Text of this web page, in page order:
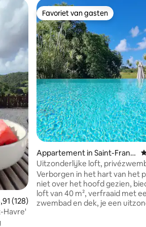
beoordeling van 4,91 uit 5, 128
(128)
Havre'
Favoriet van gasten
Favoriet van gasten
Appartement in Saint-Franç
ois
Uitzonderlijke loft,
bubbelbad
Verborgen in het hart van het
niet over het hoofd gezien,
loft van 40 m², verfraaid met
zwembad en dek, je een